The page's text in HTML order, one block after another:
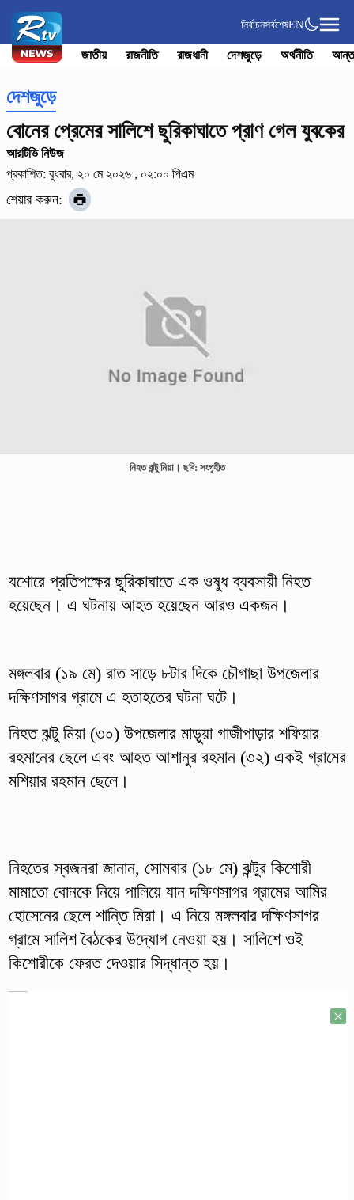
নির্বাচনসর্বশেষEN
জাতীয় রাজনীতি রাজধানী দেশজুড়ে অর্থনীতি
দেশজুড়ে
বোনের প্রেমের সালিশে ছুরিকাঘাতে প্রাণ গেল যুবকের
আরটিভি নিউজ
প্রকাশিত: বুধবার, ২০ মে ২০২৬ , ০২:০০ পিএম
শেয়ার করুন:
নিহত ঝন্টু মিয়া। ছবি: সংগৃহীত
যশোরে প্রতিপক্ষের ছুরিকাঘাতে এক ওষুধ ব্যবসায়ী নিহত
হয়েছেন। এ ঘটনায় আহত হয়েছেন আরও একজন।
মঙ্গলবার (১৯ মে) রাত সাড়ে ৮টার দিকে চৌগাছা উপজেলার
দক্ষিণসাগর গ্রামে এ হতাহতের ঘটনা ঘটে।
নিহত ঝন্টু মিয়া (৩০) উপজেলার মাড়ুয়া গাজীপাড়ার শফিয়ার
রহমানের ছেলে এবং আহত আশানুর রহমান (৩২) একই গ্রামের
মশিয়ার রহমান ছেলে।
নিহতের স্বজনরা জানান, সোমবার (১৮ মে) ঝন্টুর কিশোরী
মামাতো বোনকে নিয়ে পালিয়ে যান দক্ষিণসাগর গ্রামের আমির
হোসেনের ছেলে শান্তি মিয়া। এ নিয়ে মঙ্গলবার দক্ষিণসাগর
গ্রামে সালিশ বৈঠকের উদ্যোগ নেওয়া হয়। সালিশে ওই
কিশোরীকে ফেরত দেওয়ার সিদ্ধান্ত হয়।